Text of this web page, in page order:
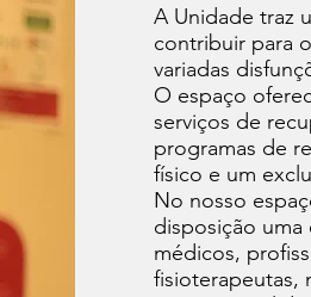
A Unidade traz
contribuir para
variadas
O espaço
serviços de
programas de
físico e um
No nosso
disposição
médicos,
fisioterapeutas,